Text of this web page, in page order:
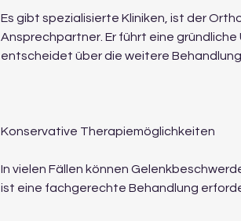
Es gibt spezialisierte Kliniken, ist der
Ansprechpartner. Er führt eine
entscheidet über die weitere
Konservative Therapiemöglichkeiten
In vielen Fällen können
ist eine fachgerechte Behandlung